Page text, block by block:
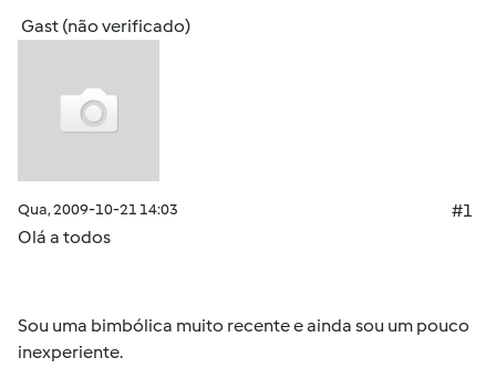
Gast (não verificado)
Qua, 2009-10-21 14:03
#1
Olá a todos
Sou uma bimbólica muito recente e ainda sou um pouco
inexperiente.